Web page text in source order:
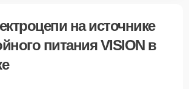
на источнике
питания VISION в